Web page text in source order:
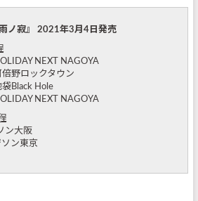
ノ寂』 2021年3月4日発売
NEXT NAGOYA
野ロックタウン
Black Hole
NEXT NAGOYA
ン大阪
ン東京